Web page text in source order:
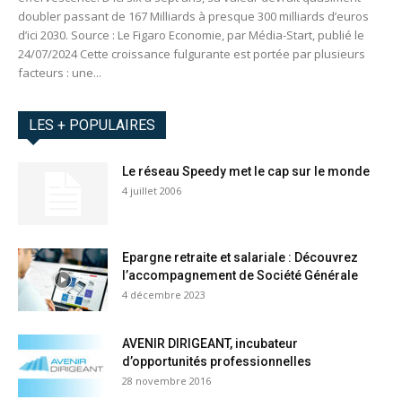
doubler passant de 167 Milliards à presque 300 milliards d’euros
d’ici 2030. Source : Le Figaro Economie, par Média-Start, publié le
24/07/2024 Cette croissance fulgurante est portée par plusieurs
facteurs : une...
LES + POPULAIRES
Le réseau Speedy met le cap sur le monde
4 juillet 2006
Epargne retraite et salariale : Découvrez
l’accompagnement de Société Générale
4 décembre 2023
AVENIR DIRIGEANT, incubateur
d’opportunités professionnelles
28 novembre 2016